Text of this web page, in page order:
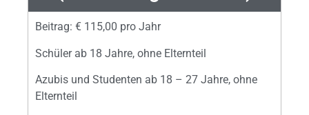
Beitrag: € 115,00 pro Jahr
Schüler ab 18 Jahre, ohne Elternteil
Azubis und Studenten ab 18 – 27 Jahre, ohne
Elternteil